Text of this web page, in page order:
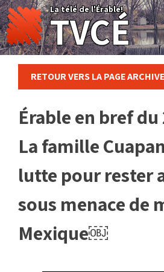
Skip
to
content
La télé de l'Érable!
TVCÉ
RETOUR VERS LA PAGE
Érable en bref
La famille
lutte pour rester
sous menace de
Mexique￼